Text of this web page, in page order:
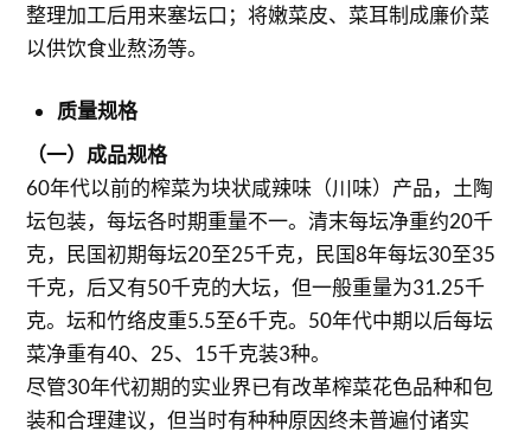
整理加工后用来塞坛口；将嫩菜皮、菜耳制成廉价菜
以供饮食业熬汤等。
质量规格
（一）成品规格
60年代以前的榨菜为块状咸辣味（川味）产品，土陶
坛包装，每坛各时期重量不一。清末每坛净重约20千
克，民国初期每坛20至25千克，民国8年每坛30至35
千克，后又有50千克的大坛，但一般重量为31.25千
克。坛和竹络皮重5.5至6千克。50年代中期以后每坛
菜净重有40、25、15千克装3种。
尽管30年代初期的实业界已有改革榨菜花色品种和包
装和合理建议，但当时有种种原因终未普遍付诸实